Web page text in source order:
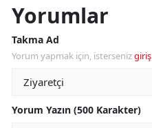
Yorumlar
Takma Ad
Yorum yapmak için, istersenizgiriş
Yorum Yazın (500 Karakter)